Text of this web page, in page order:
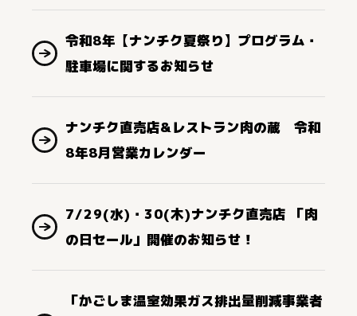
令和8年【ナンチク夏祭り】プログラム・
駐車場に関するお知らせ
ナンチク直売店&レストラン肉の蔵 令和
8年8月営業カレンダー
7/29(水)・30(木)ナンチク直売店 「肉
の日セール」開催のお知らせ！
「かごしま温室効果ガス排出量削減事業者